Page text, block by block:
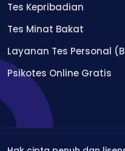
Tes Kepribadian
Tes Minat Bakat
Layanan Tes Personal
Psikotes Online Gratis